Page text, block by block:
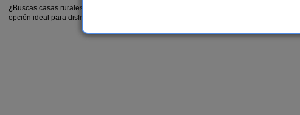
¿Buscas casas rurales con piscina en Álava? Disfruta del buen tiempo con amigos,
opción ideal para disfrutar de las ventajas de las